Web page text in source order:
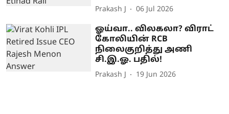
Prakash J 06 Jul 2026
ஓய்வா.. விலகலா? விராட்
கோலியின் RCB
நிலைகுறித்து அணி
சி.இ.ஓ. பதில்!
Prakash J 19 Jun 2026